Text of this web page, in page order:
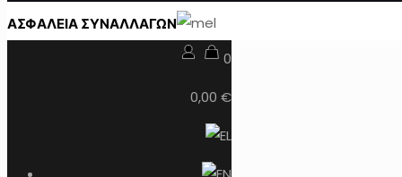
ΑΣΦΑΛΕΙΑ ΣΥΝΑΛΛΑΓΩΝ
0
0,00 €